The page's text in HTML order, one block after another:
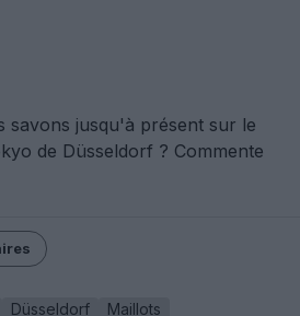
savons jusqu'à présent sur le
de Düsseldorf ? Commente
Düsseldorf
Maillots